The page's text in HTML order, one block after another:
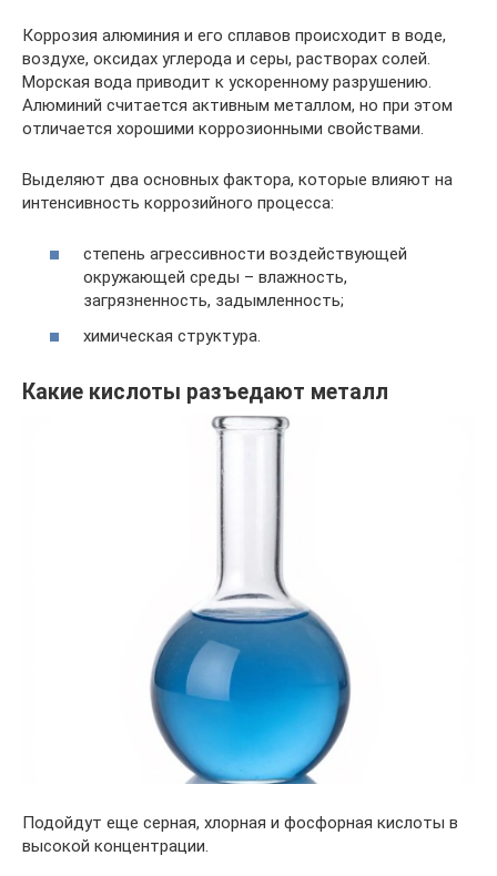
Коррозия алюминия и его сплавов происходит в воде,
воздухе, оксидах углерода и серы, растворах солей.
Морская вода приводит к ускоренному разрушению.
Алюминий считается активным металлом, но при этом
отличается хорошими коррозионными свойствами.
Выделяют два основных фактора, которые влияют на
интенсивность коррозийного процесса:
степень агрессивности воздействующей
окружающей среды – влажность,
загрязненность, задымленность;
химическая структура.
Какие кислоты разъедают металл
Подойдут еще серная, хлорная и фосфорная кислоты в
высокой концентрации.